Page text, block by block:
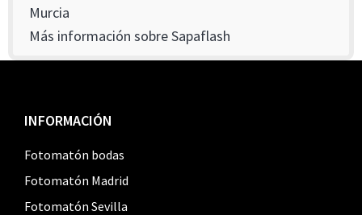
Murcia
Más información sobre Sapaflash
Footer
INFORMACIÓN
Fotomatón bodas
Fotomatón Madrid
Fotomatón Sevilla